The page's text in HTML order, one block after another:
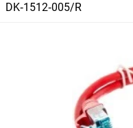
DK‑1512‑005/R